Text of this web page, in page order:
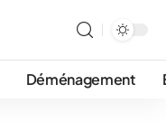
Déménagement